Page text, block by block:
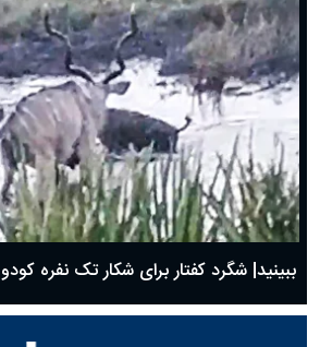
ببینید| شگرد کفتار برای شکار تک نفره کودو